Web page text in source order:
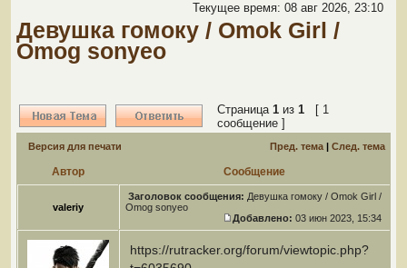
Текущее время: 08 авг 2026, 23:10
Девушка гомоку / Omok Girl /
Omog sonyeo
Страница 1 из 1 [ 1
сообщение ]
Версия для печати Пред. тема | След. тема
Автор Сообщение
valeriy
Заголовок сообщения: Девушка гомоку / Omok Girl /
Omog sonyeo
Добавлено: 03 июн 2023, 15:34
https://rutracker.org/forum/viewtopic.php?